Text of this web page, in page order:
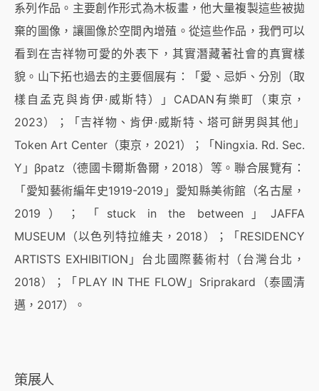
系列作品。主要創作形式為木板畫，他大量複製這些被拋
棄的圖像，讓圖像於空間內增殖。從這些作品，我們可以
看到在吉祥物可愛的外表下，其實潛藏著社會的真實樣
貌。山下拓也過去的主要個展有：「愛、忌妒、分別（取
樣自孟克與肯伊·威斯特）」CADAN有樂町（東京，
2023）；「吉祥物、肯伊·威斯特、塔可餅男與其他」
Token Art Center（東京，2021）；「Ningxia. Rd. Sec.
Y」βpatz（德國卡爾斯魯爾，2018）等。聯合展覽有：
「愛知藝術編年史1919-2019」愛知縣美術館（名古屋，
2019）；「stuck in the between」JAFFA
MUSEUM（以色列特拉維夫，2018）；「RESIDENCY
ARTISTS EXHIBITION」台北國際藝術村（台灣台北，
2018）；「PLAY IN THE FLOW」Sriprakard（泰國清
邁，2017）。
策展人